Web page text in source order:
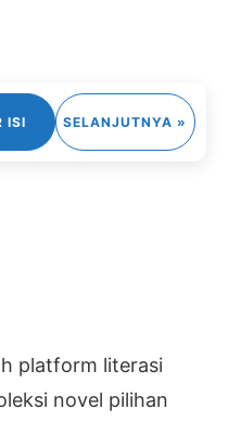
ISI SELANJUTNYA »
platform literasi
novel pilihan